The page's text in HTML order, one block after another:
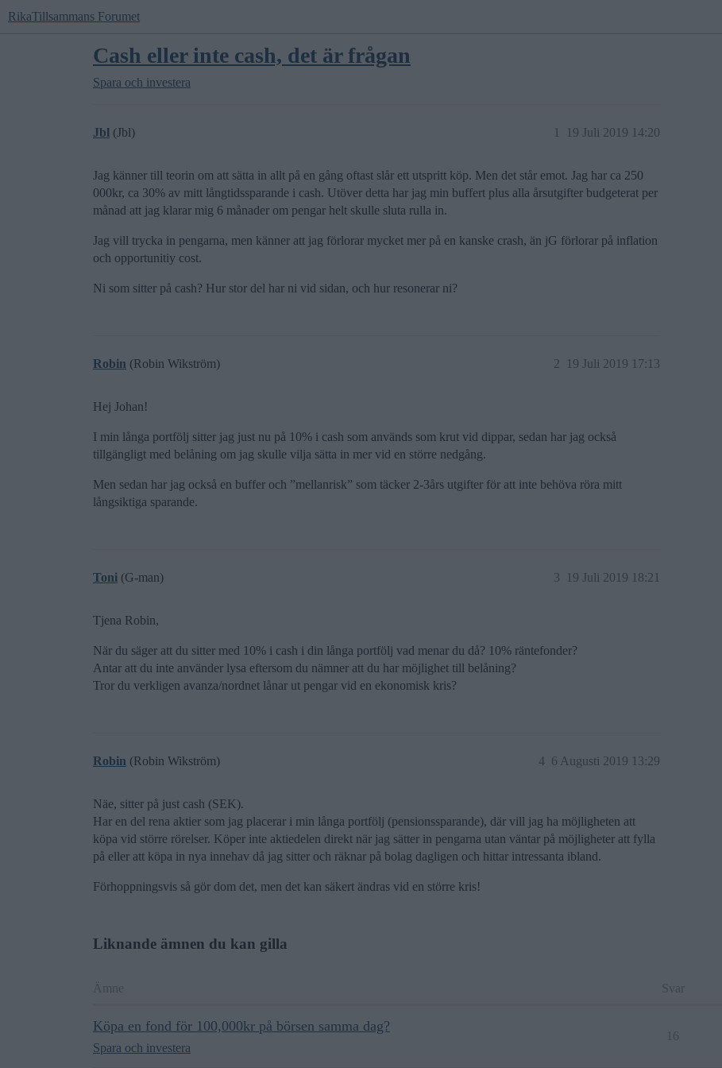
RikaTillsammans Forumet
Cash eller inte cash, det är frågan
Spara och investera
Jbl (Jbl) 19 Juli 2019 14:20
1
Jag känner till teorin om att sätta in allt på en gång oftast slår ett utspritt köp. Men det står emot. Jag har ca 250
000kr, ca 30% av mitt långtidssparande i cash. Utöver detta har jag min buffert plus alla årsutgifter budgeterat per
månad att jag klarar mig 6 månader om pengar helt skulle sluta rulla in.
Jag vill trycka in pengarna, men känner att jag förlorar mycket mer på en kanske crash, än jG förlorar på inflation
och opportunitiy cost.
Ni som sitter på cash? Hur stor del har ni vid sidan, och hur resonerar ni?
Robin (Robin Wikström) 19 Juli 2019 17:13
2
Hej Johan!
I min långa portfölj sitter jag just nu på 10% i cash som används som krut vid dippar, sedan har jag också
tillgängligt med belåning om jag skulle vilja sätta in mer vid en större nedgång.
Men sedan har jag också en buffer och ”mellanrisk” som täcker 2-3års utgifter för att inte behöva röra mitt
långsiktiga sparande.
Toni (G-man) 19 Juli 2019 18:21
3
Tjena Robin,
När du säger att du sitter med 10% i cash i din långa portfölj vad menar du då? 10% räntefonder?
Antar att du inte använder lysa eftersom du nämner att du har möjlighet till belåning?
Tror du verkligen avanza/nordnet lånar ut pengar vid en ekonomisk kris?
Robin (Robin Wikström) 6 Augusti 2019 13:29
4
Näe, sitter på just cash (SEK).
Har en del rena aktier som jag placerar i min långa portfölj (pensionssparande), där vill jag ha möjligheten att
köpa vid större rörelser. Köper inte aktiedelen direkt när jag sätter in pengarna utan väntar på möjligheter att fylla
på eller att köpa in nya innehav då jag sitter och räknar på bolag dagligen och hittar intressanta ibland.
Förhoppningsvis så gör dom det, men det kan säkert ändras vid en större kris!
Liknande ämnen du kan gilla
Ämne Svar
Köpa en fond för 100,000kr på börsen samma dag?
Spara och investera
16